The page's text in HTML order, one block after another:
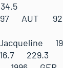
AUT
229.3